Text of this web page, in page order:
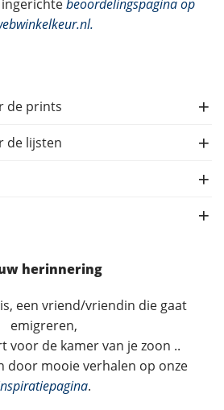
ingerichtebeoordelingspagina op
.
de prints
de lijsten
herinnering
een vriend/vriendin die gaat
emigreren,
voor de kamer van je zoon ..
door mooie verhalen op onze
.